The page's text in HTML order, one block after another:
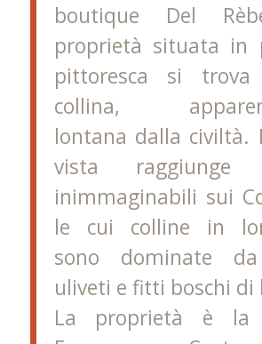
boutique Del
proprietà situata in
pittoresca si
collina,
lontana dalla civiltà.
vista raggiunge
inimmaginabili sui
le cui colline in
sono dominate
uliveti e fitti boschi di
La proprietà è la